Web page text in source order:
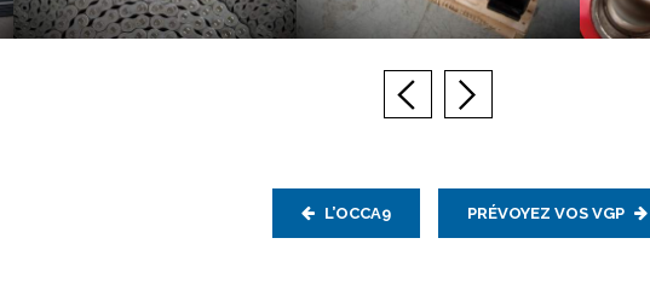
L’OCCA9 PRÉVOYEZ VOS VGP